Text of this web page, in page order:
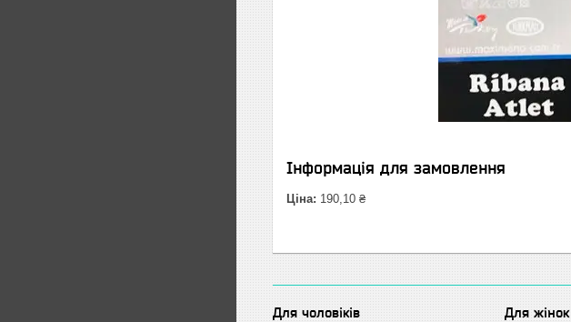
Інформація для замовлення
Ціна: 190,10 ₴
Для чоловіків Для жінок